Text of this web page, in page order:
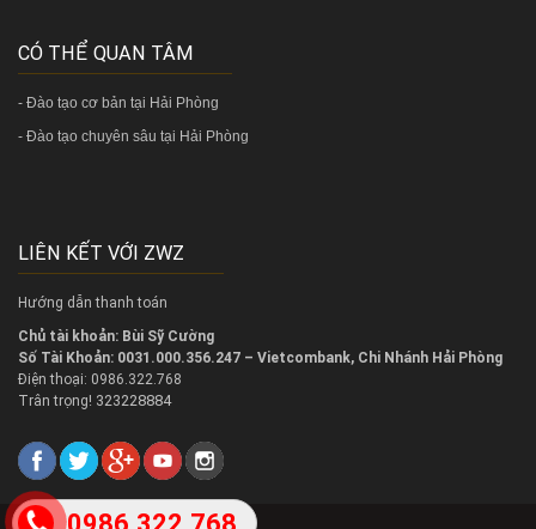
CÓ THỂ QUAN TÂM
- Đào tạo cơ bản tại Hải Phòng
- Đào tạo chuyên sâu tại Hải Phòng
LIÊN KẾT VỚI ZWZ
Hướng dẫn thanh toán
Chủ tài khoản: Bùi Sỹ Cường
Số Tài Khoản: 0031.000.356.247 – Vietcombank, Chi Nhánh Hải Phòng
Điện thoại: 0986.322.768
Trân trọng! 323228884
2018 @Copy right